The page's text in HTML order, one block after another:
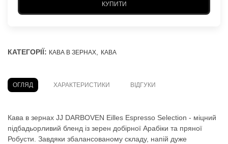
КУПИТИ
КАТЕГОРІЇ: КАВА В ЗЕРНАХ, КАВА
ОГЛЯД ХАРАКТЕРИСТИКИ ВІДГУКИ
Кава в зернах JJ DARBOVEN Eilles Espresso Selection - міцний
підбадьорливий бленд із зерен добірної Арабіки та пряної
Робусти. Завдяки збалансованому складу, напій дуже